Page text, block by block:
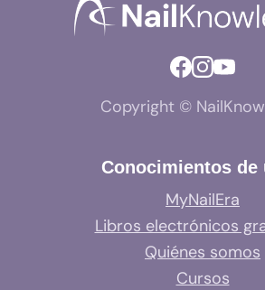
Copyright ©
Conocimientos de
MyNailEra
Libros electrónicos
Quiénes somos
Cursos